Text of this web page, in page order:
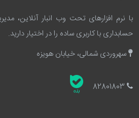
با نرم افزارهای تحت وب انبار آنلاین،
حسابداری با کاربری ساده را در اختیار دارید.
سهروردی شمالی، خیابان هویزه